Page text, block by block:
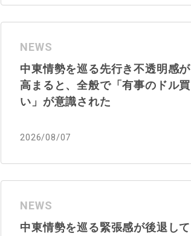
NEWS
中東情勢を巡る先行き不透明感が
高まると、全般で「有事のドル買
い」が意識された
2026/08/07
NEWS
中東情勢を巡る緊張感が後退して